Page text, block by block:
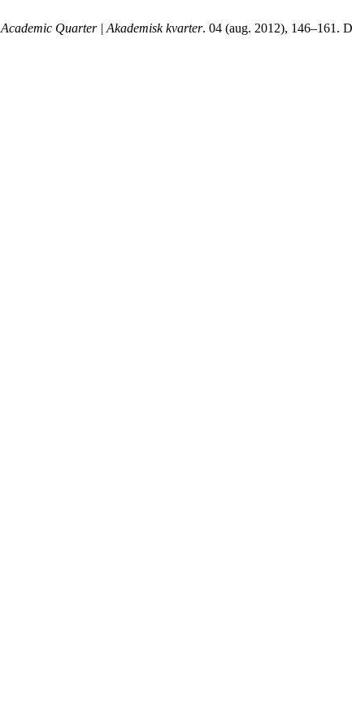
Academic Quarter | Akademisk kvarter. 04 (aug. 2012), 146–161.